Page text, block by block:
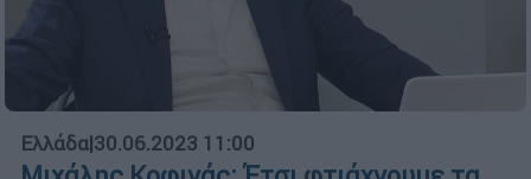
Ελλάδα|30.06.2023 11:00